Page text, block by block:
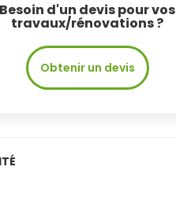
Besoin d'un devis pour vos
travaux/rénovations ?
Obtenir un devis